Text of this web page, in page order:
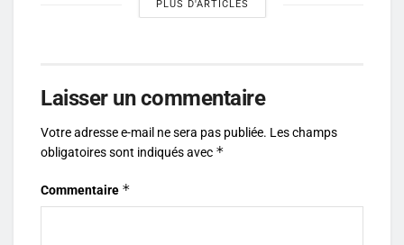
PLUS D'ARTICLES
Laisser un commentaire
Votre adresse e-mail ne sera pas publiée. Les champs
obligatoires sont indiqués avec *
Commentaire *